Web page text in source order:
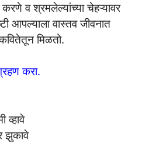
करणे व श्रमलेल्यांच्या चेहऱ्यावर
आपल्याला वास्तव जीवनात
मिळतो.
करा.
व्हावे
झुकावे